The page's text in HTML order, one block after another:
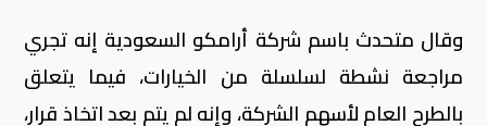
وقال متحدث باسم شركة أرامكو السعودية إنه تجري
مراجعة نشطة لسلسلة من الخيارات، فيما يتعلق
بالطرح العام لأسهم الشركة، وإنه لم يتم بعد اتخاذ قرار،